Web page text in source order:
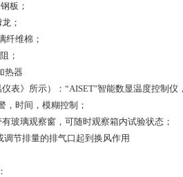
板；
；
纤维棉；
；
热器
表》所示）：“AISET"智能数显温度控制
，时间，模糊控制；
玻璃观察窗，可随时观察箱内试验状态；
节排量的排气口起到换风作用